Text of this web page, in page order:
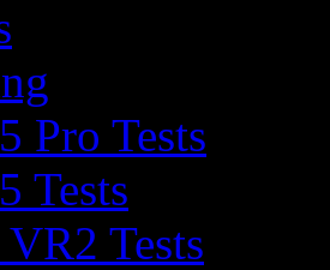
Pro Tests
Tests
VR2 Tests